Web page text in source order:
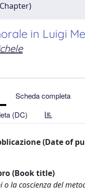
in Luigi
Scheda completa
(DC)
(Date of
(Book title)
o la coscienza del